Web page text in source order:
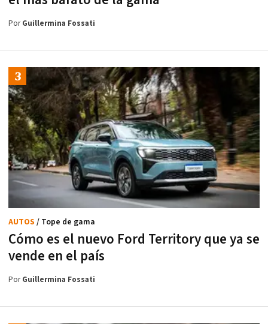
PorGuillermina Fossati
Cómo es el nuevo Ford Territory que ya se
vende en el país
AUTOS / Tope de gama
PorGuillermina Fossati